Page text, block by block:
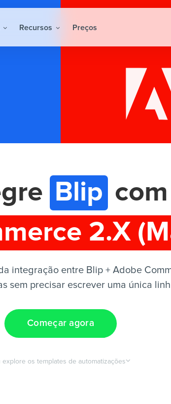
Recursos Preços
Blip com
2.X
integração entre Blip + Adobe
sem precisar escrever uma única
Começar agora
explore os templates de automatizações